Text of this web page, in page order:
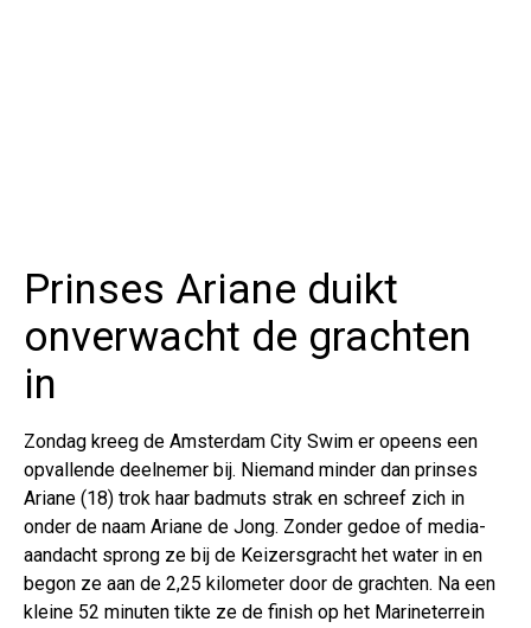
Prinses Ariane duikt
onverwacht de grachten
in
Zondag kreeg de Amsterdam City Swim er opeens een
opvallende deelnemer bij. Niemand minder dan prinses
Ariane (18) trok haar badmuts strak en schreef zich in
onder de naam Ariane de Jong. Zonder gedoe of media-
aandacht sprong ze bij de Keizersgracht het water in en
begon ze aan de 2,25 kilometer door de grachten. Na een
kleine 52 minuten tikte ze de finish op het Marineterrein